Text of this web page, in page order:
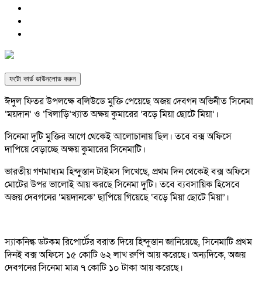
ফটো কার্ড ডাউনলোড করুন
ঈদুল ফিতর উপলক্ষে বলিউডে মুক্তি পেয়েছে অজয় দেবগন অভিনীত সিনেমা
‘ময়দান’ ও ‘খিলাড়ি’খ্যাত অক্ষয় কুমারের ‘বড়ে মিয়া ছোটে মিয়া’।
সিনেমা দুটি মুক্তির আগে থেকেই আলোচানায় ছিল। তবে বক্স অফিসে
দাপিয়ে বেড়াচ্ছে অক্ষয় কুমারের সিনেমাটি।
ভারতীয় গণমাধ্যম হিন্দুস্তান টাইমস লিখেছে, প্রথম দিন থেকেই বক্স অফিসে
মোটের উপর ভালোই আয় করছে সিনেমা দুটি। তবে ব্যবসায়িক হিসেবে
অজয় দেবগনের ‘ময়দানকে’ ছাপিয়ে গিয়েছে ‘বড়ে মিয়া ছোটে মিয়া’।
স্যাকনিল্ক ডটকম রিপোর্টের বরাত দিয়ে হিন্দুস্তান জানিয়েছে, সিনেমাটি প্রথম
দিনই বক্স অফিসে ১৫ কোটি ৬২ লাখ রুপি আয় করেছে। অন্যদিকে, অজয়
দেবগনের সিনেমা মাত্র ৭ কোটি ১০ টাকা আয় করেছে।